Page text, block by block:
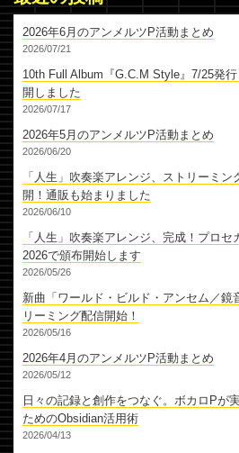
2026年6月のアンメルツP活動まとめ
2026/07/21
10th Full Album『G.C.M Style』7/25発
開しました
2026/07/17
2026年5月のアンメルツP活動まとめ
2026/06/20
「人生」吹奏楽アレンジ、ストリーミ
開！通販も始まりました
2026/06/10
「人生」吹奏楽アレンジ、完成！プロ
2026で頒布開始します
2026/05/26
新曲「ワールド・ビルド・アンセム／鏡
リーミング配信開始！
2026/05/16
2026年4月のアンメルツP活動まとめ
2026/05/12
日々の記録と創作をつなぐ。ボカロPが
ためのObsidian活用術
2026/04/13